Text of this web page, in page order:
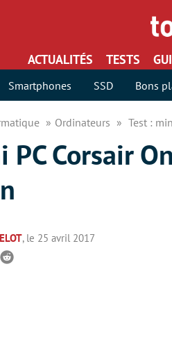
ACTUALITÉS TESTS
Smartphones SSD Bons
Ordinateurs Test :
PC Corsair
, le 25 avril 2017
Reddit